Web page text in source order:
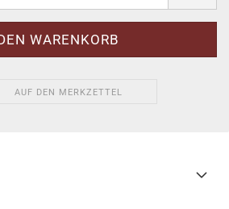
AUF DEN MERKZETTEL